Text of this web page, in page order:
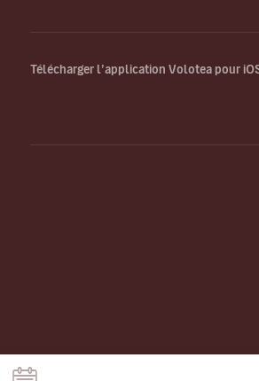
Télécharger l’application Volotea pour